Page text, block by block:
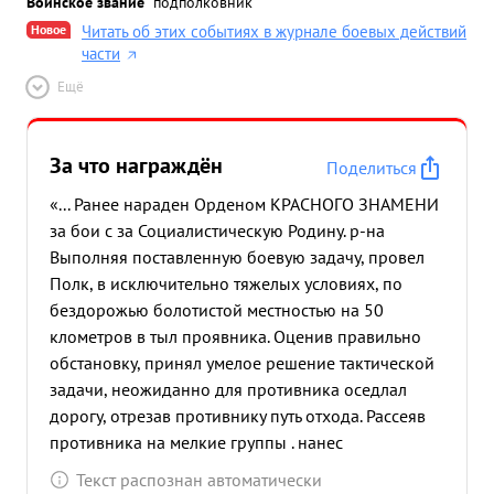
Новое
Читать об этих событиях в журнале боевых действий
части
Ещё
За что награждён
Поделиться
«... Ранее нараден Орденом КРАСНОГО ЗНАМЕНИ
за бои с за Социалистическую Родину. р-на
Выполняя поставленную боевую задачу, провел
Полк, в исключительно тяжелых условиях, по
бездорожью болотистой местностью на 50
клометров в тыл проявника. Оценив правильно
обстановку, принял умелое решение тактической
задачи, неожиданно для противника оседлал
дорогу, отрезав противнику путь отхода. Рассеяв
противника на мелкие группы . нанес
значительные потери противнику в живой силе и
Текст распознан автоматически